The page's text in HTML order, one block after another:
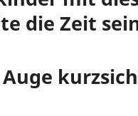
die Zeit